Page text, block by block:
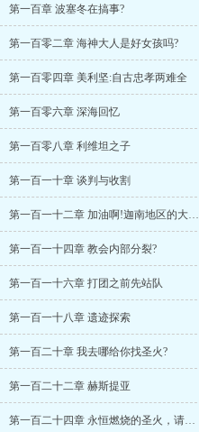
第一百章 波塞冬在搞事?
第一百零二章 海神大人是好女孩吗?
第一百零四章 美利坚:自古忠孝两难全
第一百零六章 深海回忆
第一百零八章 利维坦之子
第一百一十章 谈判与收割
第一百一十二章 加油啊!迦南地区的大哥哥!
第一百一十四章 教会内部分裂?
第一百一十六章 打团之前先站队
第一百一十八章 遗迹探索
第一百二十章 我去哪给你找圣火?
第一百二十二章 赫斯提亚
第一百二十四章 永恒燃烧的圣火，请带我脱离世间的沉沦